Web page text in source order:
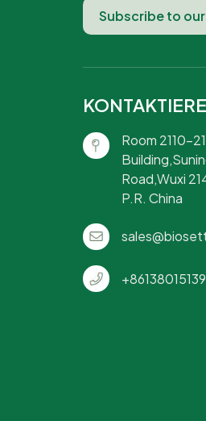
Room 2110-
Road,Wuxi
P.R. China